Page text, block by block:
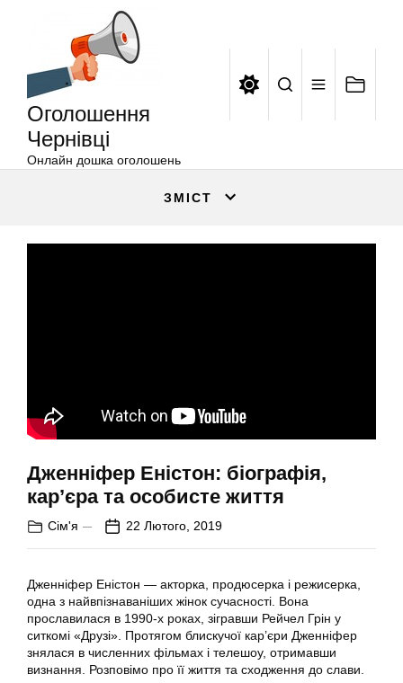
Оголошення
Чернівці
Онлайн дошка оголошень
ЗМІСТ
Дженніфер Еністон: біографія,
кар’єра та особисте життя
Сім'я 22 Лютого, 2019
Дженніфер Еністон — акторка, продюсерка і режисерка,
одна з найвпізнаваніших жінок сучасності. Вона
прославилася в 1990-х роках, зігравши Рейчел Грін у
ситкомі «Друзі». Протягом блискучої кар’єри Дженніфер
знялася в численних фільмах і телешоу, отримавши
визнання. Розповімо про її життя та сходження до слави.